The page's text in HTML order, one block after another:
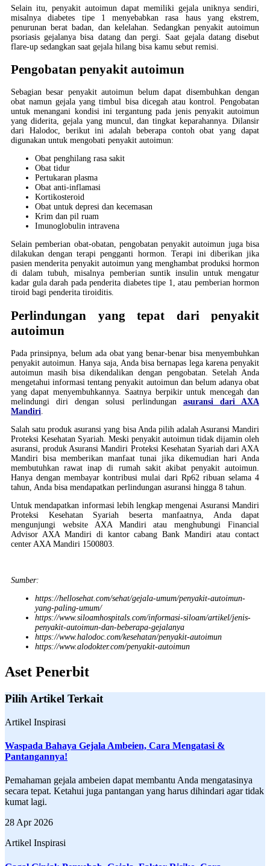
Selain itu, penyakit autoimun dapat memiliki gejala uniknya sendiri,
misalnya diabetes tipe 1 menyebabkan rasa haus yang ekstrem,
penurunan berat badan, dan kelelahan. Sedangkan penyakit autoimun
psoriasis gejalanya bisa datang dan pergi. Saat gejala datang disebut
flare-up sedangkan saat gejala hilang bisa kamu sebut remisi.
Pengobatan penyakit autoimun
Sebagian besar penyakit autoimun belum dapat disembuhkan dengan
obat namun gejala yang timbul bisa dicegah atau kontrol. Pengobatan
untuk menangani kondisi ini tergantung pada jenis penyakit autoimun
yang diderita, gejala yang muncul, dan tingkat keparahannya. Dilansir
dari Halodoc, berikut ini adalah beberapa contoh obat yang dapat
digunakan untuk mengobati penyakit autoimun:
Obat penghilang rasa sakit
Obat tidur
Pertukaran plasma
Obat anti-inflamasi
Kortikosteroid
Obat untuk depresi dan kecemasan
Krim dan pil ruam
Imunoglobulin intravena
Selain pemberian obat-obatan, pengobatan penyakit autoimun juga bisa
dilakukan dengan terapi pengganti hormon. Terapi ini diberikan jika
pasien menderita penyakit autoimun yang menghambat produksi hormon
di dalam tubuh, misalnya pemberian suntik insulin untuk mengatur
kadar gula darah pada penderita diabetes tipe 1, atau pemberian hormon
tiroid bagi penderita tiroiditis.
Perlindungan yang tepat dari penyakit
autoimun
Pada prinsipnya, belum ada obat yang benar-benar bisa menyembuhkan
penyakit autoimun. Hanya saja, Anda bisa bernapas lega karena penyakit
autoimun masih bisa dikendalikan dengan pengobatan. Setelah Anda
mengetahui informasi tentang penyakit autoimun dan belum adanya obat
yang dapat menyembuhkannya. Saatnya berpikir untuk mencegah dan
melindungi diri dengan solusi perlindungan asuransi dari AXA
Mandiri.
Salah satu produk asuransi yang bisa Anda pilih adalah Asuransi Mandiri
Proteksi Kesehatan Syariah. Meski penyakit autoimun tidak dijamin oleh
asuransi, produk Asuransi Mandiri Proteksi Kesehatan Syariah dari AXA
Mandiri bisa memberikan manfaat tunai jika dikemudian hari Anda
membutuhkan rawat inap di rumah sakit akibat penyakit autoimun.
Hanya dengan membayar kontribusi mulai dari Rp62 ribuan selama 4
tahun, Anda bisa mendapatkan perlindungan asuransi hingga 8 tahun.
Untuk mendapatkan informasi lebih lengkap mengenai Asuransi Mandiri
Proteksi Kesehatan Syariah beserta manfaatnya, Anda dapat
mengunjungi website AXA Mandiri atau menghubungi Financial
Advisor AXA Mandiri di kantor cabang Bank Mandiri atau contact
center AXA Mandiri 1500803.
Sumber:
https://hellosehat.com/sehat/gejala-umum/penyakit-autoimun-
yang-paling-umum/
https://www.siloamhospitals.com/informasi-siloam/artikel/jenis-
penyakit-autoimun-dan-beberapa-gejalanya
https://www.halodoc.com/kesehatan/penyakit-autoimun
https://www.alodokter.com/penyakit-autoimun
Aset Penerbit
Pilih Artikel Terkait
Artikel Inspirasi
Waspada Bahaya Gejala Ambeien, Cara Mengatasi &
Pantangannya!
Pemahaman gejala ambeien dapat membantu Anda mengatasinya
secara tepat. Ketahui juga pantangan yang harus dihindari agar tidak
kumat lagi.
28 Apr 2026
Artikel Inspirasi